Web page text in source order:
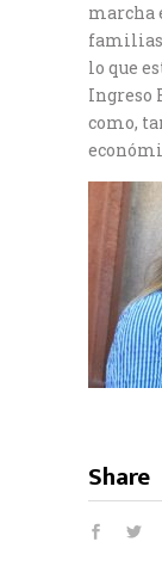
marcha
familias
lo que
Ingreso
como,
Share